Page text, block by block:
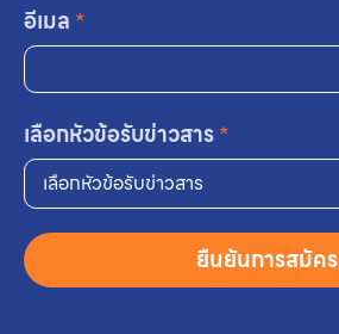
อีเมล *
เลือกหัวข้อรับข่าวสาร*
เลือกหัวข้อรับข่าวสาร
ยืนยันการสมัคร